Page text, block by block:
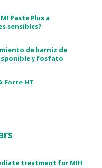
Paste Plus a
sensibles?
de barniz de
y fosfato
Forte HT
treatment for MIH